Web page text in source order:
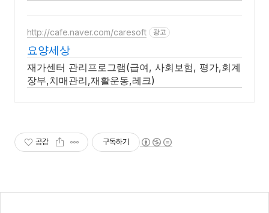
http://cafe.naver.com/caresoft 광고
요양세상
재가센터 관리프로그램(급여, 사회보험, 평가,회계
장부,치매관리,재활운동,레크)
공감 구독하기